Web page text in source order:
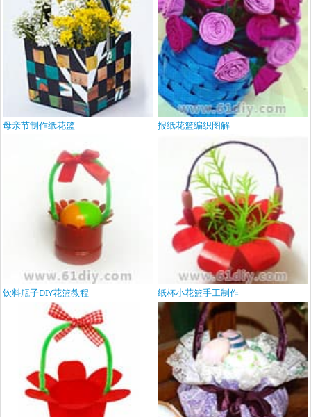
母亲节制作纸花篮 报纸花篮编织图解
饮料瓶子DIY花篮教程 纸杯小花篮手工制作